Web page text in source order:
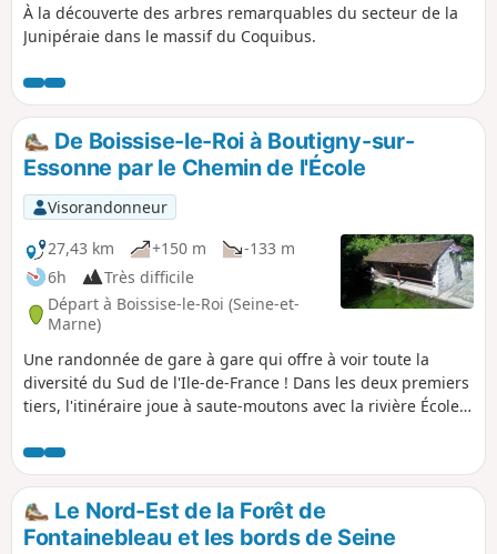
À la découverte des arbres remarquables du secteur de la
Junipéraie dans le massif du Coquibus.
De Boissise-le-Roi à Boutigny-sur-
Essonne par le Chemin de l'École
Visorandonneur
27,43 km
+150 m
-133 m
6h
Très difficile
Départ à Boissise-le-Roi (Seine-et-
Marne)
Une randonnée de gare à gare qui offre à voir toute la
diversité du Sud de l'Ile-de-France ! Dans les deux premiers
tiers, l'itinéraire joue à saute-moutons avec la rivière École,
déambule ensuite sur une platière avec son paysage
typique de lande à bruyère. On termine par un parcours
essentiellement en forêt. Un château et quelques églises
romanes ou gothiques ajoutent au très riche patrimoine de
cette randonnée.
Le Nord-Est de la Forêt de
Fontainebleau et les bords de Seine